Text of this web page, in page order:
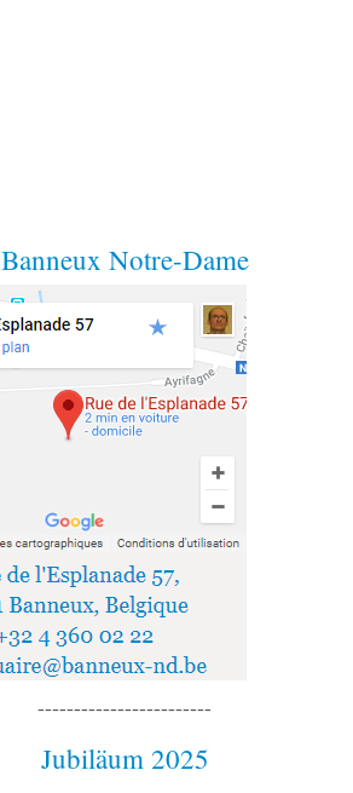
Banneux Notre-Dame
------------------------
Jubiläum 2025